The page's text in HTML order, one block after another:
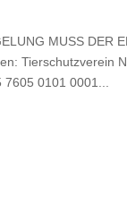
MUSS DER
Tierschutzverein
0101 0001...